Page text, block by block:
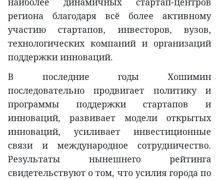
региона благодаря всё более активному
участию стартапов, инвесторов, вузов,
технологических компаний и организаций
поддержки инноваций.
В последние годы Хошимин
последовательно продвигает политику и
программы поддержки стартапов и
инноваций, развивает модели открытых
инноваций, усиливает инвестиционные
связи и международное сотрудничество.
Результаты нынешнего рейтинга
свидетельствуют о том, что усилия города по